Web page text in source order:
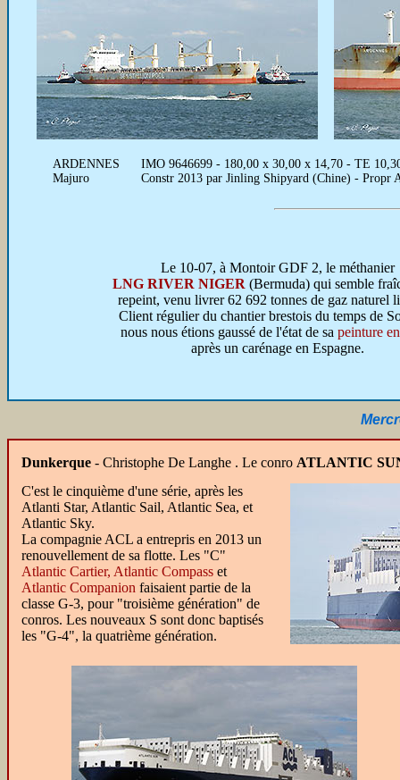
ARDENNES
Majuro
IMO 9646699 - 180,00 x 30,00 x 14,70 - TE
Constr 2013 par Jinling Shipyard (Chine) - Propr
Le 10-07, à Montoir GDF 2, le méthanier
LNG RIVER NIGER (Bermuda) qui semble
repeint, venu livrer 62 692 tonnes de gaz naturel
Client régulier du chantier brestois du temps de
nous nous étions gaussé de l'état de sa peinture
après un carénage en Espagne.
Dunkerque - Christophe De Langhe . Le conro ATLANTIC
C'est le cinquième d'une série, après les
Atlanti Star, Atlantic Sail, Atlantic Sea, et
Atlantic Sky.
La compagnie ACL a entrepris en 2013 un
renouvellement de sa flotte. Les "C"
Atlantic Cartier, Atlantic Compass et
Atlantic Companion faisaient partie de la
classe G-3, pour "troisième génération" de
conros. Les nouveaux S sont donc baptisés
les "G-4", la quatrième génération.